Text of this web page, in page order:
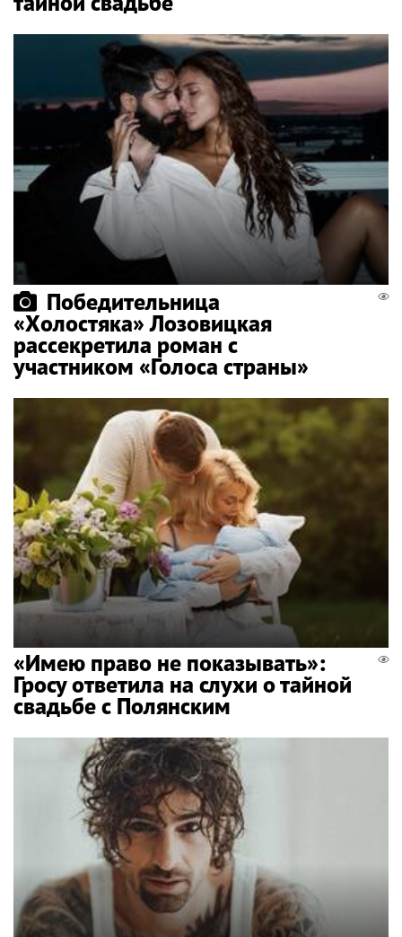
Победительница
«Холостяка» Лозовицкая
рассекретила роман с
участником «Голоса страны»
«Имею право не показывать»:
Гросу ответила на слухи о тайной
свадьбе с Полянским